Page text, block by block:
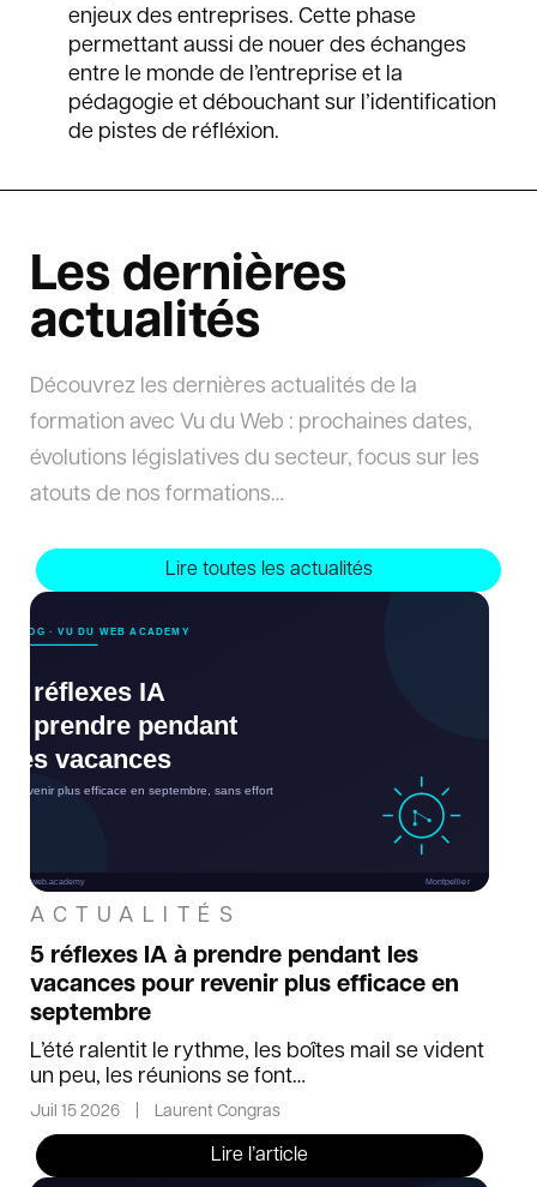
enjeux des entreprises. Cette phase
permettant aussi de nouer des échanges
entre le monde de l’entreprise et la
pédagogie et débouchant sur l’identification
de pistes de réfléxion.
Les dernières
actualités
Découvrez les dernières actualités de la
formation avec Vu du Web : prochaines dates,
évolutions législatives du secteur, focus sur les
atouts de nos formations…
Lire toutes les actualités
ACTUALITÉS
5 réflexes IA à prendre pendant les
vacances pour revenir plus efficace en
septembre
L’été ralentit le rythme, les boîtes mail se vident
un peu, les réunions se font…
Juil 15 2026 Laurent Congras
Lire l’article